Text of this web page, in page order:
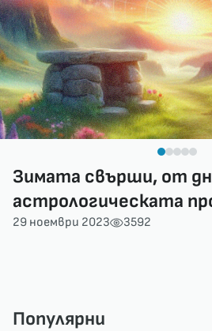
Зимата свърши, от
астрологическата
29 ноември 2023 3592
Популярни